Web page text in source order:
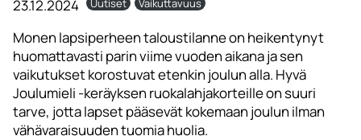
23.12.2024 Uutiset Vaikuttavuus
Monen lapsiperheen taloustilanne on heikentynyt
huomattavasti parin viime vuoden aikana ja sen
vaikutukset korostuvat etenkin joulun alla. Hyvä
Joulumieli -keräyksen ruokalahjakorteille on suuri
tarve, jotta lapset pääsevät kokemaan joulun ilman
vähävaraisuuden tuomia huolia.